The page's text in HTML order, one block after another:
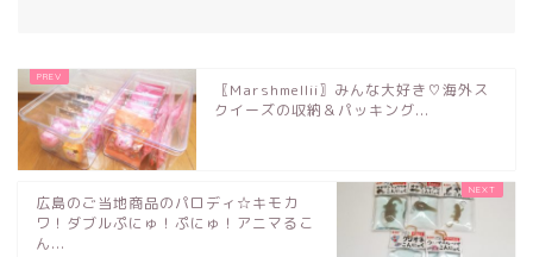
〖Marshmellii〗みんな大好き♡海外ス
クイーズの収納＆パッキング...
広島のご当地商品のパロディ☆キモカ
ワ！ダブルぷにゅ！ぷにゅ！アニマるこ
ん...